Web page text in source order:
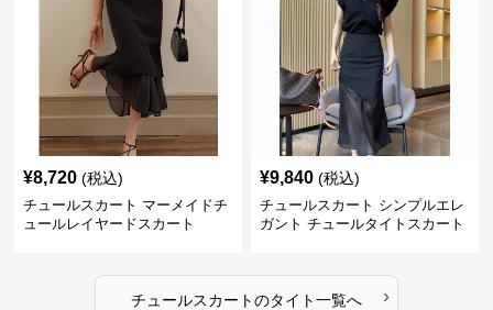
¥8,720 (税込)
チュールスカート マーメイドチ
ュールレイヤードスカート
¥9,840 (税込)
チュールスカート シンプルエレ
ガント チュールタイトスカート
チュールスカートのタイト一覧へ ›